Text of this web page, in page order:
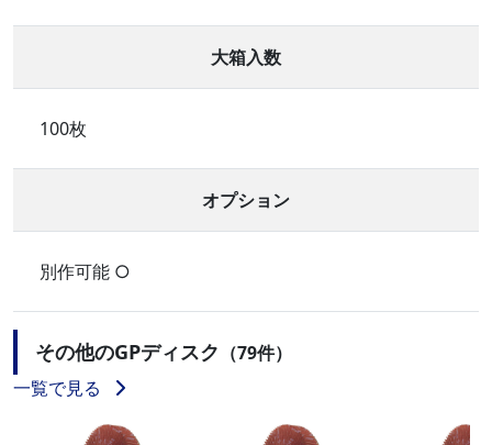
大箱入数
100枚
オプション
別作可能 ○
その他のGPディスク （79件）
一覧で見る